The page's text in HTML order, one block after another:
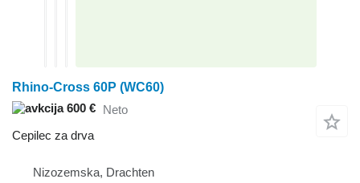
Rhino-Cross 60P (WC60)
600 € Neto
Cepilec za drva
Nizozemska, Drachten